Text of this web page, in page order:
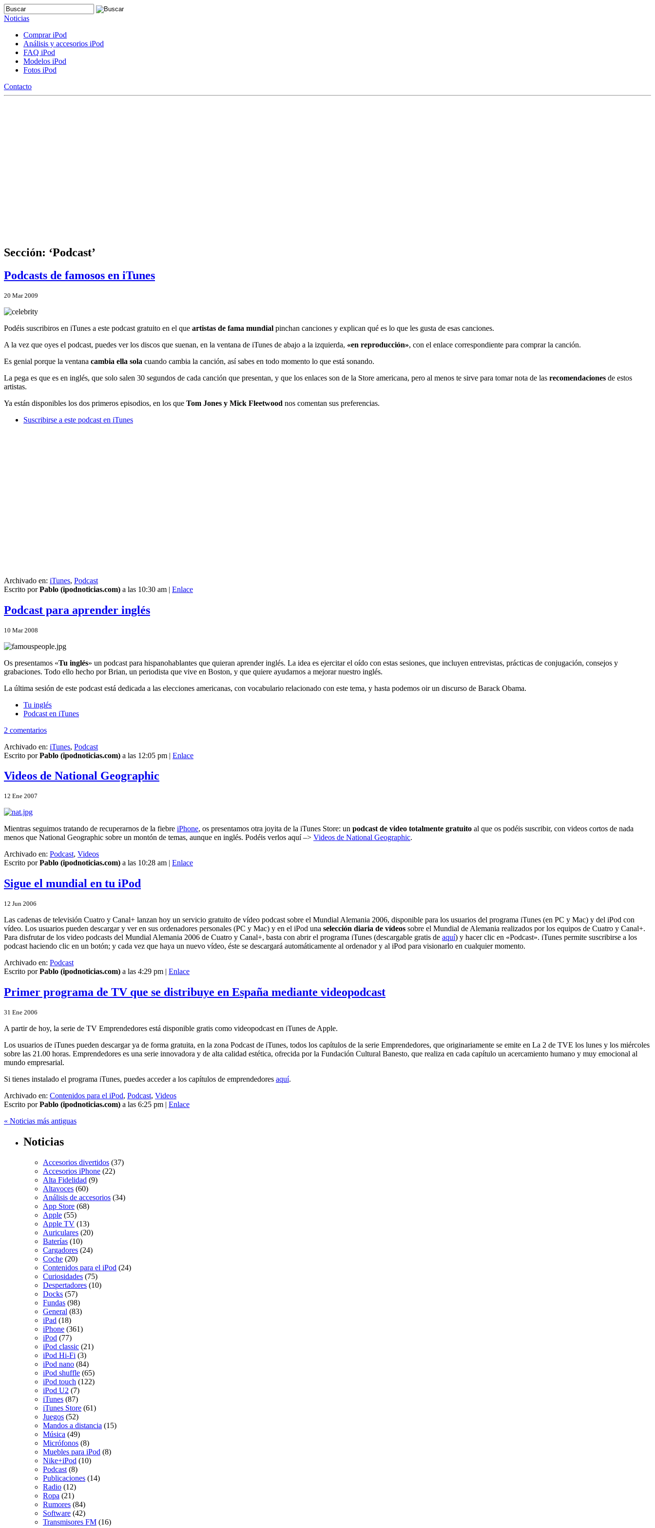
Noticias
Comprar iPod
Análisis y accesorios iPod
FAQ iPod
Modelos iPod
Fotos iPod
Contacto
Sección: ‘Podcast’
Podcasts de famosos en iTunes
20 Mar 2009
Podéis suscribiros en iTunes a este podcast gratuito en el que artistas de fama mundial pinchan canciones y explican qué es lo que les gusta de esas canciones.
A la vez que oyes el podcast, puedes ver los discos que suenan, en la ventana de iTunes de abajo a la izquierda, «en reproducción», con el enlace correspondiente para comprar la canción.
Es genial porque la ventana cambia ella sola cuando cambia la canción, así sabes en todo momento lo que está sonando.
La pega es que es en inglés, que solo salen 30 segundos de cada canción que presentan, y que los enlaces son de la Store americana, pero al menos te sirve para tomar nota de las recomendaciones de estos
artistas.
Ya están disponibles los dos primeros episodios, en los que Tom Jones y Mick Fleetwood nos comentan sus preferencias.
Suscribirse a este podcast en iTunes
Archivado en: iTunes, Podcast
Escrito porPablo (ipodnoticias.com) a las 10:30 am | Enlace
Podcast para aprender inglés
10 Mar 2008
Os presentamos «Tu inglés» un podcast para hispanohablantes que quieran aprender inglés. La idea es ejercitar el oído con estas sesiones, que incluyen entrevistas, prácticas de conjugación, consejos y
grabaciones. Todo ello hecho por Brian, un periodista que vive en Boston, y que quiere ayudarnos a mejorar nuestro inglés.
La última sesión de este podcast está dedicada a las elecciones americanas, con vocabulario relacionado con este tema, y hasta podemos oir un discurso de Barack Obama.
Tu inglés
Podcast en iTunes
2 comentarios
Archivado en: iTunes, Podcast
Escrito porPablo (ipodnoticias.com) a las 12:05 pm | Enlace
Videos de National Geographic
12 Ene 2007
Mientras seguimos tratando de recuperarnos de la fiebre iPhone, os presentamos otra joyita de la iTunes Store: un podcast de video totalmente gratuito al que os podéis suscribir, con videos cortos de nada
menos que National Geographic sobre un montón de temas, aunque en inglés. Podéis verlos aquí –> Videos de National Geographic.
Archivado en: Podcast, Videos
Escrito porPablo (ipodnoticias.com) a las 10:28 am | Enlace
Sigue el mundial en tu iPod
12 Jun 2006
Las cadenas de televisión Cuatro y Canal+ lanzan hoy un servicio gratuito de vídeo podcast sobre el Mundial Alemania 2006, disponible para los usuarios del programa iTunes (en PC y Mac) y del iPod con
vídeo. Los usuarios pueden descargar y ver en sus ordenadores personales (PC y Mac) y en el iPod una selección diaria de vídeos sobre el Mundial de Alemania realizados por los equipos de Cuatro y Canal+.
Para disfrutar de los video podcasts del Mundial Alemania 2006 de Cuatro y Canal+, basta con abrir el programa iTunes (descargable gratis de aquí) y hacer clic en «Podcast». iTunes permite suscribirse a los
podcast haciendo clic en un botón; y cada vez que haya un nuevo vídeo, éste se descargará automáticamente al ordenador y al iPod para visionarlo en cualquier momento.
Archivado en: Podcast
Escrito porPablo (ipodnoticias.com) a las 4:29 pm | Enlace
Primer programa de TV que se distribuye en España mediante videopodcast
31 Ene 2006
A partir de hoy, la serie de TV Emprendedores está disponible gratis como videopodcast en iTunes de Apple.
Los usuarios de iTunes pueden descargar ya de forma gratuita, en la zona Podcast de iTunes, todos los capítulos de la serie Emprendedores, que originariamente se emite en La 2 de TVE los lunes y los miércoles
sobre las 21.00 horas. Emprendedores es una serie innovadora y de alta calidad estética, ofrecida por la Fundación Cultural Banesto, que realiza en cada capítulo un acercamiento humano y muy emocional al
mundo empresarial.
Si tienes instalado el programa iTunes, puedes acceder a los capítulos de emprendedores aquí.
Archivado en: Contenidos para el iPod, Podcast, Videos
Escrito porPablo (ipodnoticias.com) a las 6:25 pm | Enlace
« Noticias más antiguas
Noticias
Accesorios divertidos (37)
Accesorios iPhone (22)
Alta Fidelidad (9)
Altavoces (60)
Análisis de accesorios (34)
App Store (68)
Apple (55)
Apple TV (13)
Auriculares (20)
Baterías (10)
Cargadores (24)
Coche (20)
Contenidos para el iPod (24)
Curiosidades (75)
Despertadores (10)
Docks (57)
Fundas (98)
General (83)
iPad (18)
iPhone (361)
iPod (77)
iPod classic (21)
iPod Hi-Fi (3)
iPod nano (84)
iPod shuffle (65)
iPod touch (122)
iPod U2 (7)
iTunes (87)
iTunes Store (61)
Juegos (52)
Mandos a distancia (15)
Música (49)
Micrófonos (8)
Muebles para iPod (8)
Nike+iPod (10)
Podcast (8)
Publicaciones (14)
Radio (12)
Ropa (21)
Rumores (84)
Software (42)
Transmisores FM (16)